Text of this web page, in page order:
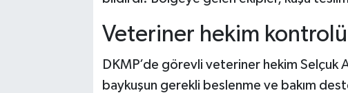
Veteriner hekim
DKMP’de görevli veteriner hekim Selçuk
baykuşun gerekli beslenme ve bakım